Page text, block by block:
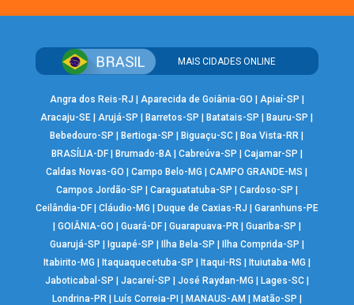
MAIS CIDADES ONLINE
Angra dos Reis-RJ | Aparecida de Goiânia-GO | Apiaí-SP |
Aracaju-SE | Arujá-SP |Barretos-SP |Batatais-SP |Bauru-SP |
Bebedouro-SP |Bertioga-SP |Biguaçu-SC |Boa Vista-RR |
BRASÍLIA-DF| Brumado-BA| Cabreúva-SP | Cajamar-SP |
Caldas Novas-GO |Campo Belo-MG |CAMPO GRANDE-MS |
Campos Jordão-SP | Caraguatatuba-SP | Cardoso-SP |
Ceilândia-DF| Cláudio-MG | Duque de Caxias-RJ | Garanhuns-PE
| GOIÂNIA-GO | Guará-DF| Guarapuava-PR | Guariba-SP |
Guarujá-SP | Iguapé-SP | Ilha Bela-SP | Ilha Comprida-SP |
Itabirito-MG | Itaquaquecetuba-SP | Itaqui-RS | Ituiutaba-MG |
Jaboticabal-SP | Jacareí-SP | José Raydan-MG | Lages-SC|
Londrina-PR | Luís Correia-PI | MANAUS-AM | Matão-SP |